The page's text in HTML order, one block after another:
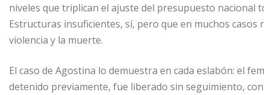
niveles que triplican el ajuste del presupuesto
Estructuras insuficientes, sí, pero que en muchos
violencia y la muerte.
El caso de Agostina lo demuestra en cada eslabón: el
detenido previamente, fue liberado sin seguimiento,